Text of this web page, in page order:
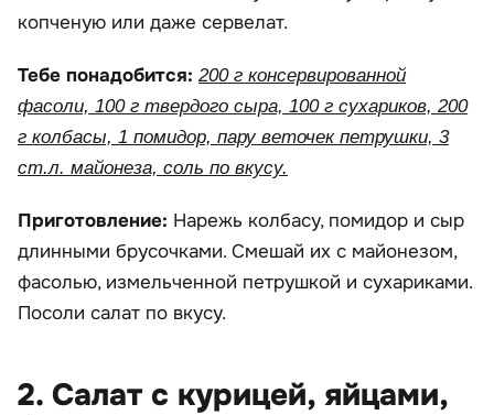
копченую или даже сервелат.
Тебе понадобится: 200 г консервированной
фасоли, 100 г твердого сыра, 100 г сухариков, 200
г колбасы, 1 помидор, пару веточек петрушки, 3
ст.л. майонеза, соль по вкусу.
Приготовление: Нарежь колбасу, помидор и сыр
длинными брусочками. Смешай их с майонезом,
фасолью, измельченной петрушкой и сухариками.
Посоли салат по вкусу.
2. Салат с курицей, яйцами,